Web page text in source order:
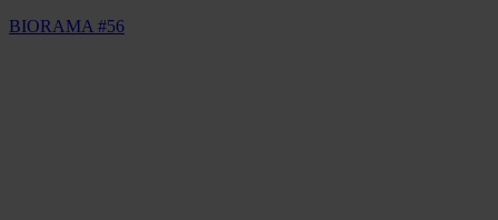
BIORAMA #56